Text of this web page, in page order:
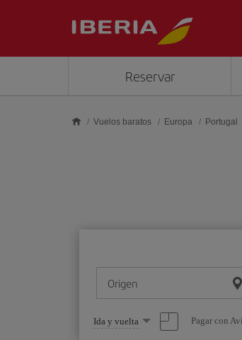
Reservar
Vuelos baratos Europa Portugal
Origen
Seleccione
una
Ida y vuelta Pagar con